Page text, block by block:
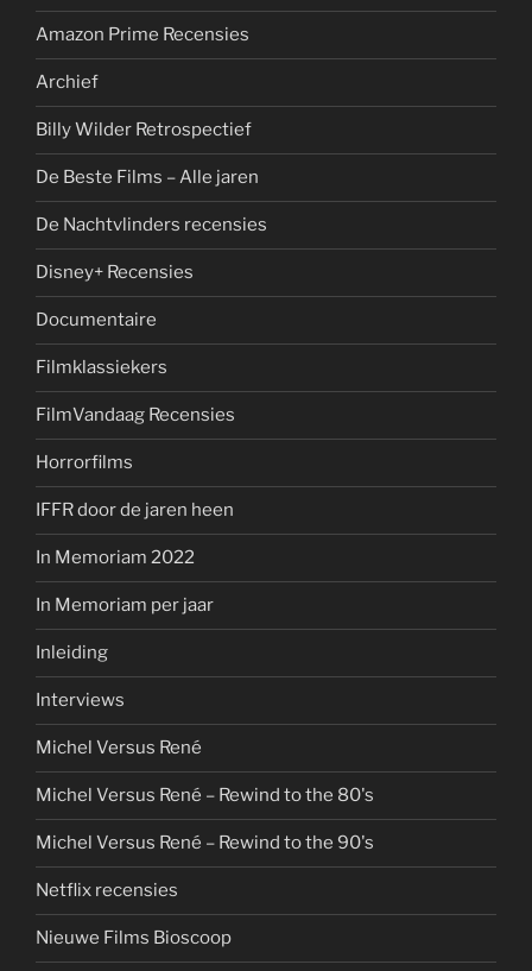
Amazon Prime Recensies
Archief
Billy Wilder Retrospectief
De Beste Films – Alle jaren
De Nachtvlinders recensies
Disney+ Recensies
Documentaire
Filmklassiekers
FilmVandaag Recensies
Horrorfilms
IFFR door de jaren heen
In Memoriam 2022
In Memoriam per jaar
Inleiding
Interviews
Michel Versus René
Michel Versus René – Rewind to the 80's
Michel Versus René – Rewind to the 90's
Netflix recensies
Nieuwe Films Bioscoop